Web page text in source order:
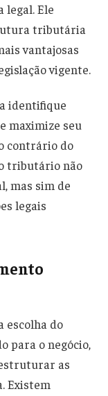
legal. Ele
tributária
vantajosas
vigente.
identifique
maximize seu
contrário do
tributário não
mas sim de
legais
escolha do
para o negócio,
as
Existem